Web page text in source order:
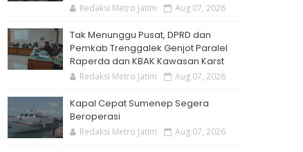
Redaksi Metro Jatim Aug 07, 2026
Tak Menunggu Pusat, DPRD dan
Pemkab Trenggalek Genjot Paralel
Raperda dan KBAK Kawasan Karst
Redaksi Metro Jatim Aug 07, 2026
Kapal Cepat Sumenep Segera
Beroperasi
Redaksi Metro Jatim Aug 07, 2026